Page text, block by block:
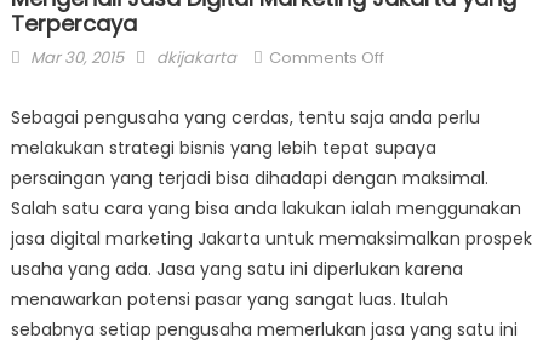
Terpercaya
Posted
Mar 30, 2015 Author
dkijakarta Comments Offon
Jasa
Digital
Marketing
yang
Terpercaya
Sebagai pengusaha yang cerdas, tentu saja anda perlu
melakukan strategi bisnis yang lebih tepat supaya
persaingan yang terjadi bisa dihadapi dengan maksimal.
Salah satu cara yang bisa anda lakukan ialah menggunakan
jasa digital marketing Jakarta untuk memaksimalkan prospek
usaha yang ada. Jasa yang satu ini diperlukan karena
menawarkan potensi pasar yang sangat luas. Itulah
sebabnya setiap pengusaha memerlukan jasa yang satu ini